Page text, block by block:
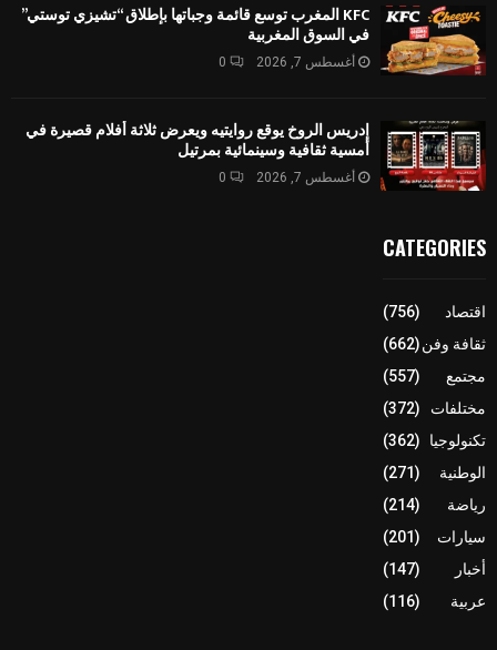
KFC المغرب توسع قائمة وجباتها بإطلاق “تشيزي توستي”
في السوق المغربية
أغسطس 7, 2026 0
إدريس الروخ يوقع روايتيه ويعرض ثلاثة أفلام قصيرة في
أمسية ثقافية وسينمائية بمرتيل
أغسطس 7, 2026 0
CATEGORIES
اقتصاد
(756)
ثقافة وفن(662)
مجتمع
(557)
مختلفات
(372)
تكنولوجيا
(362)
الوطنية
(271)
رياضة
(214)
سيارات
(201)
أخبار
(147)
عربية
(116)